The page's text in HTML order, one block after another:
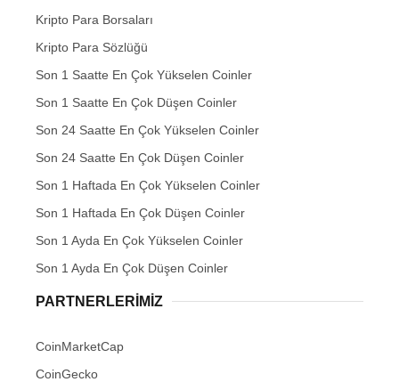
Kripto Para Borsaları
Kripto Para Sözlüğü
Son 1 Saatte En Çok Yükselen Coinler
Son 1 Saatte En Çok Düşen Coinler
Son 24 Saatte En Çok Yükselen Coinler
Son 24 Saatte En Çok Düşen Coinler
Son 1 Haftada En Çok Yükselen Coinler
Son 1 Haftada En Çok Düşen Coinler
Son 1 Ayda En Çok Yükselen Coinler
Son 1 Ayda En Çok Düşen Coinler
PARTNERLERIMIZ
CoinMarketCap
CoinGecko